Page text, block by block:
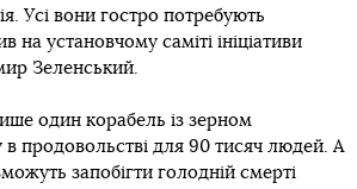
Усі вони гостро потребують
на установчому саміті ініціативи
Зеленський.
один корабель із зерном
в продовольстві для 90 тисяч людей. А
запобігти голодній смерті